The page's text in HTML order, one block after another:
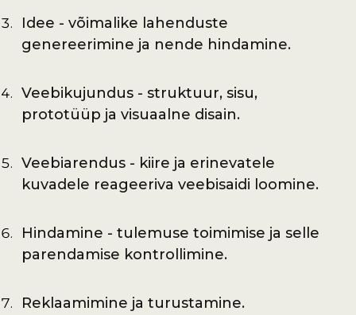
Idee - võimalike lahenduste
genereerimine ja nende hindamine.
Veebikujundus - struktuur, sisu,
prototüüp ja visuaalne disain.
Veebiarendus - kiire ja erinevatele
kuvadele reageeriva veebisaidi loomine.
Hindamine - tulemuse toimimise ja selle
parendamise kontrollimine.
Reklaamimine ja turustamine.